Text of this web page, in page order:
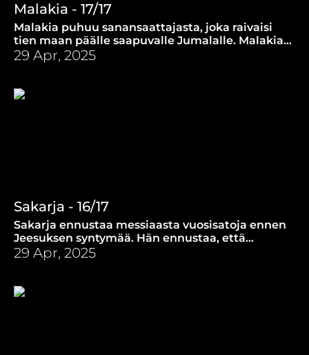
Malakia - 17/17
Malakia puhuu sanansaattajasta, joka raivaisi
tien maan päälle saapuvalle Jumalalle. Malakian
ennustukset ovat tarkkoja.
29 Apr, 2025
Sakarja - 16/17
Sakarja ennustaa messiaasta vuosisatoja ennen
Jeesuksen syntymää. Hän ennustaa, että
yhdessä hetkessä kaikki synnit annettaisiin
anteeksi.
29 Apr, 2025